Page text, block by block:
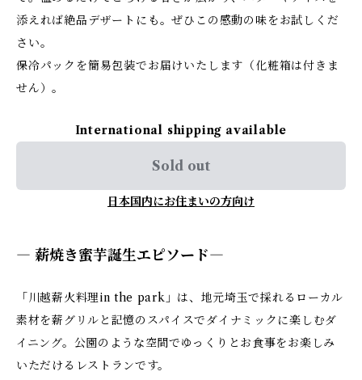
添えれば絶品デザートにも。ぜひこの感動の味をお試しくだ
さい。
保冷パックを簡易包装でお届けいたします（化粧箱は付きま
せん）。
International shipping available
Sold out
日本国内にお住まいの方向け
― 薪焼き蜜芋誕生エピソード―
「川越薪火料理in the park」は、地元埼玉で採れるローカル
素材を薪グリルと記憶のスパイスでダイナミックに楽しむダ
イニング。公園のような空間でゆっくりとお食事をお楽しみ
いただけるレストランです。